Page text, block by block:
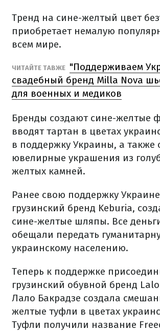
Тренд на сине-желтый цвет
приобретает немалую
всем мире.
ЧИТАЙТЕ ТАВЖЕ "Поддерживаем
свадебный бренд Milla Nova
для военных и медиков
Бренды создают сине-желтые
вводят тартан в цветах
в поддержку Украины, а также
ювелирные украшения из
желтых камней.
Ранее свою поддержку
грузинский бренд Keburia,
сине-желтые шляпы. Все
обещали передать
украинскому населению.
Теперь к поддержке
грузинский обувной бренд
Лало Бакрадзе создала
желтые туфли в цветах
Туфли получили название